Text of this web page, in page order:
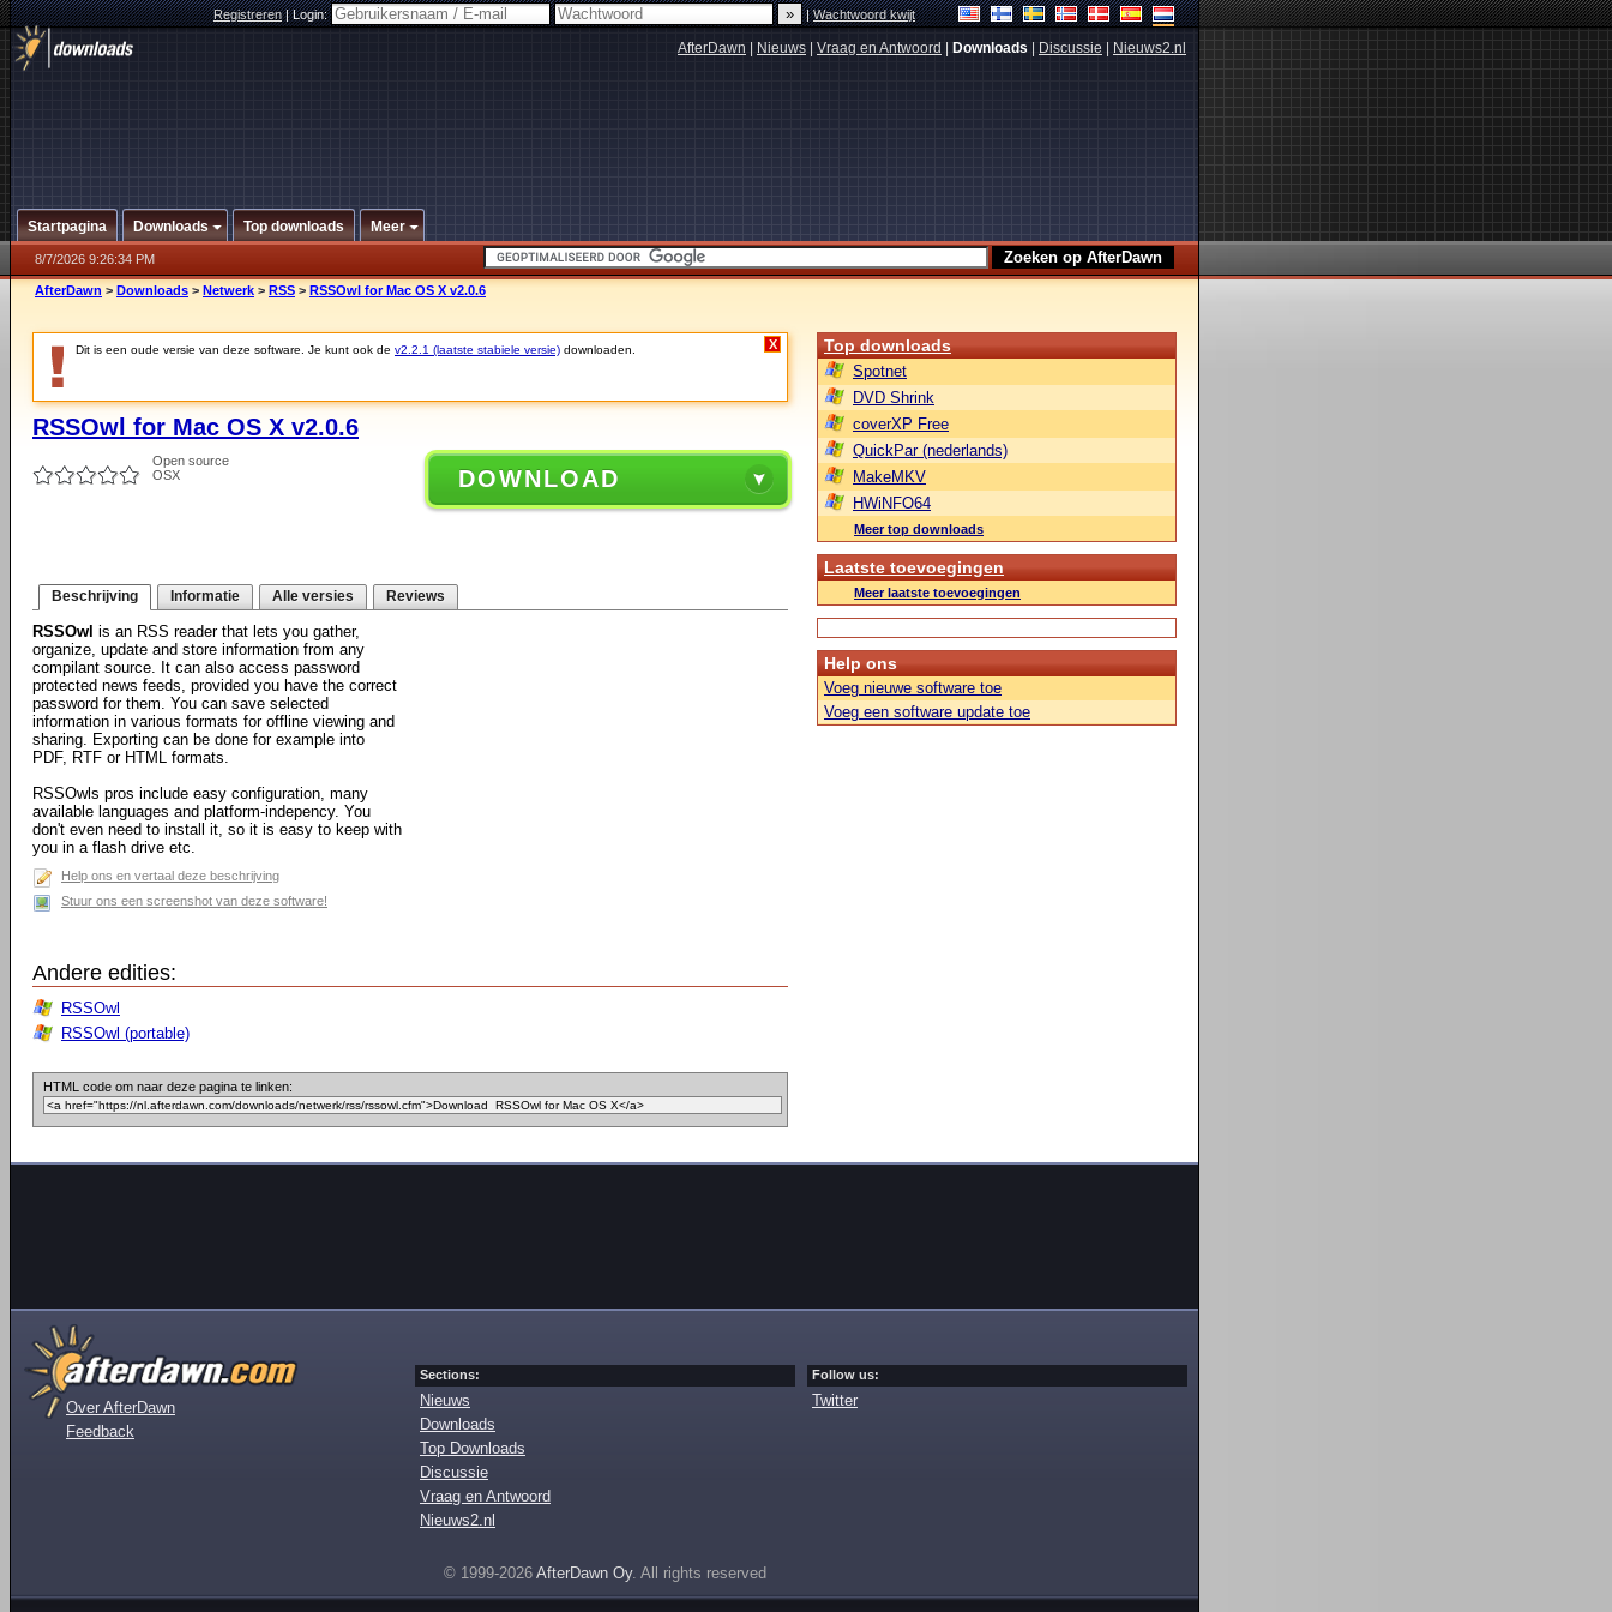
Registreren|Login: |Wachtwoord kwijt
AfterDawn Nieuws Vraag en Antwoord Downloads Discussie Nieuws2.nl
Startpagina Downloads Top downloads Meer
8/7/2026 9:26:34 PM
AfterDawn > Downloads > Netwerk > RSS > RSSOwl for Mac OS X v2.0.6
Dit is een oude versie van deze software. Je kunt ook de v2.2.1 (laatste stabiele versie) downloaden. X
RSSOwl for Mac OS X v2.0.6
Open source
OSX
DOWNLOAD
Beschrijving Informatie Alle versies Reviews
RSSOwl is an RSS reader that lets you gather,
organize, update and store information from any
compilant source. It can also access password
protected news feeds, provided you have the correct
password for them. You can save selected
information in various formats for offline viewing and
sharing. Exporting can be done for example into
PDF, RTF or HTML formats.
RSSOwls pros include easy configuration, many
available languages and platform-indepency. You
don't even need to install it, so it is easy to keep with
you in a flash drive etc.
Help ons en vertaal deze beschrijving
Stuur ons een screenshot van deze software!
Andere edities:
RSSOwl
RSSOwl (portable)
HTML code om naar deze pagina te linken:
Top downloads
Spotnet
DVD Shrink
coverXP Free
QuickPar (nederlands)
MakeMKV
HWiNFO64
Meer top downloads
Laatste toevoegingen
Meer laatste toevoegingen
Help ons
Voeg nieuwe software toe
Voeg een software update toe
Over AfterDawn
Feedback
Sections:
Nieuws
Downloads
Top Downloads
Discussie
Vraag en Antwoord
Nieuws2.nl
Follow us:
Twitter
© 1999-2026 AfterDawn Oy. All rights reserved